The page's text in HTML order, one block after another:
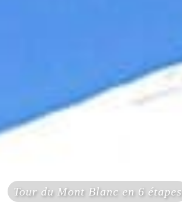
Tour du Mont Blanc en 6 étapes